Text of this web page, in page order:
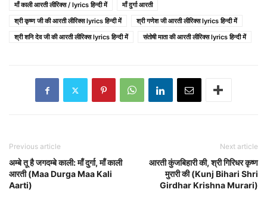
माँ काली आरती लीरिक्स / lyrics हिन्दी में
माँ दुर्गा आरती
श्री कृष्ण जी की आरती लीरिक्स lyrics हिन्दी में
श्री गणेश जी आरती लीरिक्स lyrics हिन्दी में
श्री शनि देव जी की आरती लीरिक्स lyrics हिन्दी में
संतोषी माता की आरती लीरिक्स lyrics हिन्दी में
Previous article
अम्बे तू है जगदम्बे काली: माँ दुर्गा, माँ काली
आरती (Maa Durga Maa Kali
Aarti)
Next article
आरती कुंजबिहारी की, श्री गिरिधर कृष्ण
मुरारी की (Kunj Bihari Shri
Girdhar Krishna Murari)